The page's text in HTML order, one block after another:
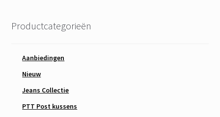
Productcategorieën
Aanbiedingen
Nieuw
Jeans Collectie
PTT Post kussens